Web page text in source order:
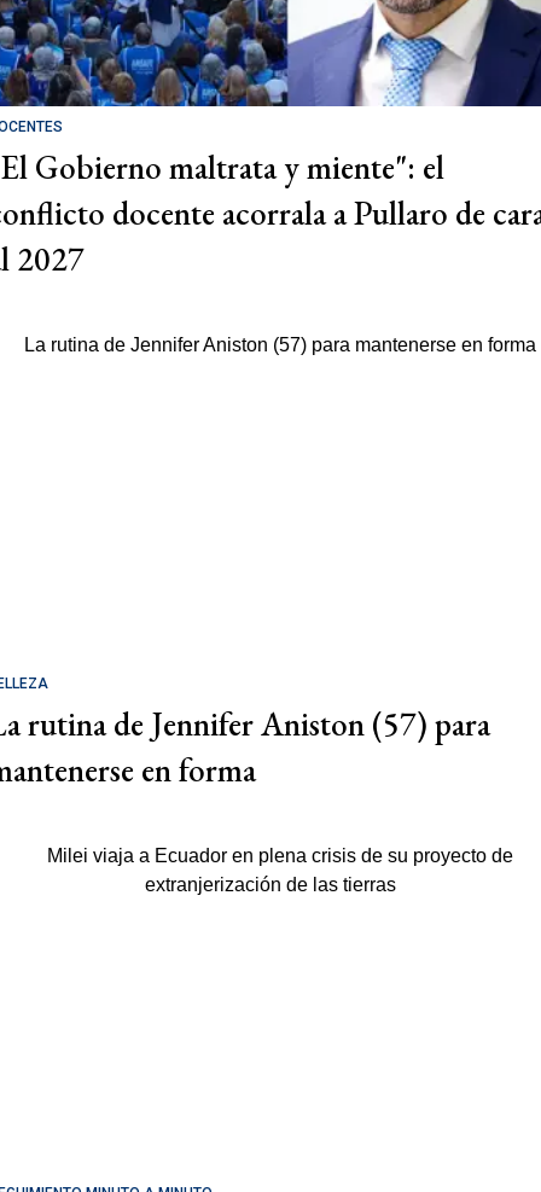
Gobierno maltrata y miente": el
docente acorrala a Pullaro de
2027
rutina de Jennifer Aniston (57) para
en forma